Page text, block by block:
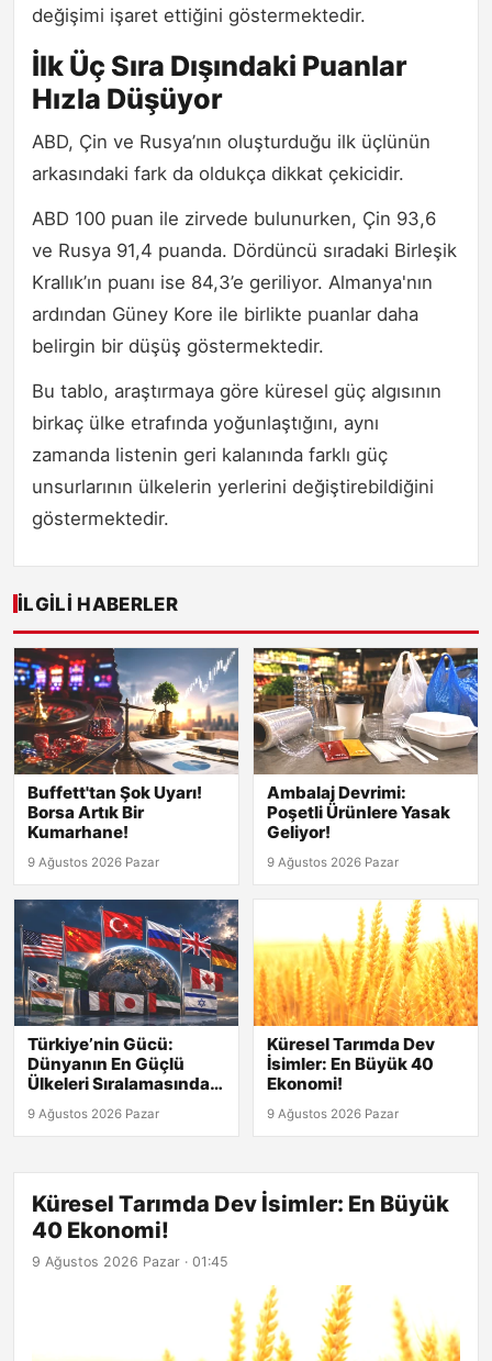
değişimi işaret ettiğini göstermektedir.
İlk Üç Sıra Dışındaki Puanlar
Hızla Düşüyor
ABD, Çin ve Rusya’nın oluşturduğu ilk üçlünün
arkasındaki fark da oldukça dikkat çekicidir.
ABD 100 puan ile zirvede bulunurken, Çin 93,6
ve Rusya 91,4 puanda. Dördüncü sıradaki Birleşik
Krallık’ın puanı ise 84,3’e geriliyor. Almanya'nın
ardından Güney Kore ile birlikte puanlar daha
belirgin bir düşüş göstermektedir.
Bu tablo, araştırmaya göre küresel güç algısının
birkaç ülke etrafında yoğunlaştığını, aynı
zamanda listenin geri kalanında farklı güç
unsurlarının ülkelerin yerlerini değiştirebildiğini
göstermektedir.
İLGILI HABERLER
Buffett'tan Şok Uyarı!
Borsa Artık Bir
Kumarhane!
9 Ağustos 2026 Pazar
Ambalaj Devrimi:
Poşetli Ürünlere Yasak
Geliyor!
9 Ağustos 2026 Pazar
Türkiye’nin Gücü:
Dünyanın En Güçlü
Ülkeleri Sıralamasında
Kaçıncı?
9 Ağustos 2026 Pazar
Küresel Tarımda Dev
İsimler: En Büyük 40
Ekonomi!
9 Ağustos 2026 Pazar
Küresel Tarımda Dev İsimler: En Büyük
40 Ekonomi!
9 Ağustos 2026 Pazar · 01:45